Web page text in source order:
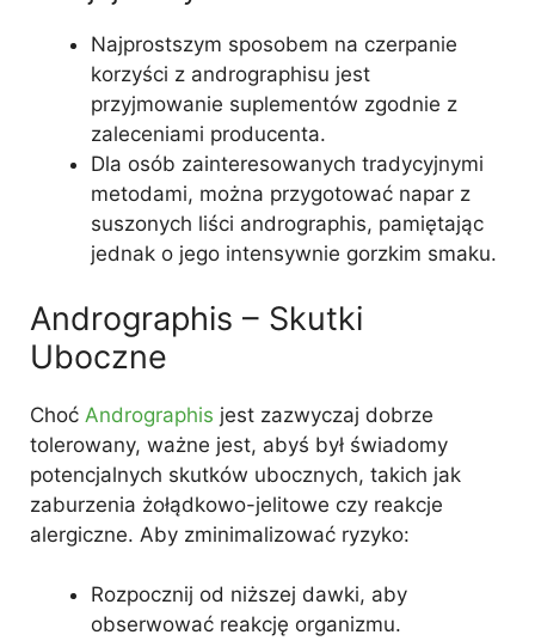
Najprostszym sposobem na czerpanie
korzyści z andrographisu jest
przyjmowanie suplementów zgodnie z
zaleceniami producenta.
Dla osób zainteresowanych tradycyjnymi
metodami, można przygotować napar z
suszonych liści andrographis, pamiętając
jednak o jego intensywnie gorzkim smaku.
Andrographis – Skutki
Uboczne
Choć Andrographis jest zazwyczaj dobrze
tolerowany, ważne jest, abyś był świadomy
potencjalnych skutków ubocznych, takich jak
zaburzenia żołądkowo-jelitowe czy reakcje
alergiczne. Aby zminimalizować ryzyko:
Rozpocznij od niższej dawki, aby
obserwować reakcję organizmu.